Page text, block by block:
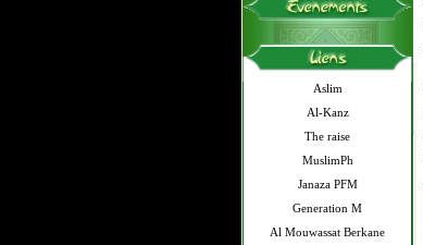
Aslim
Al-Kanz
The raise
MuslimPh
Janaza PFM
Generation M
Al Mouwassat Berkane